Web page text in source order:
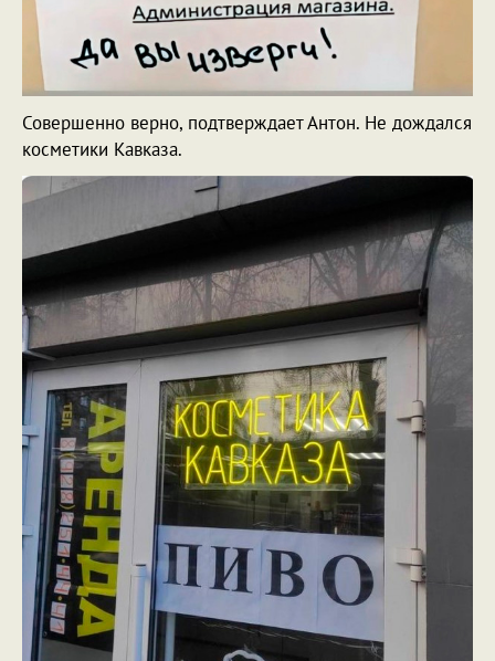
Совершенно верно, подтверждает Антон. Не дождался
косметики Кавказа.